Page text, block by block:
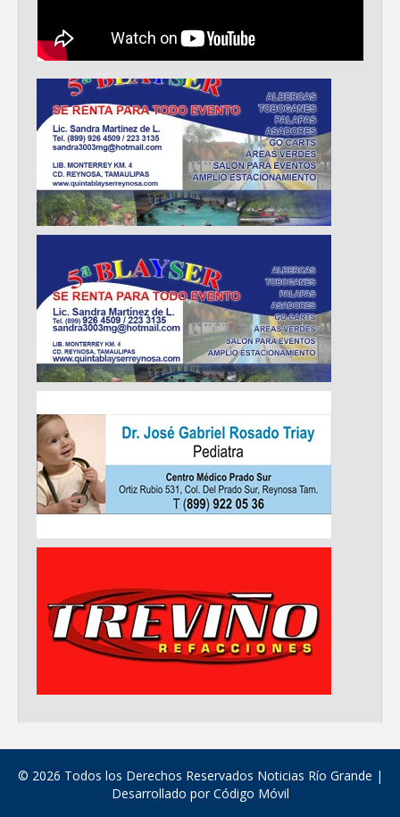
© 2026 Todos los Derechos Reservados Noticias Río Grande |
Desarrollado porCódigo Móvil